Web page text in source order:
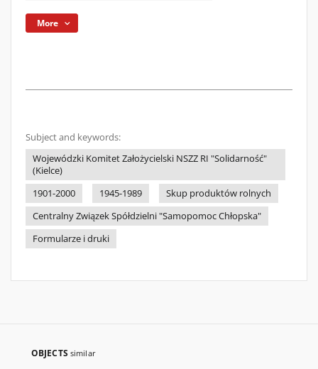
More
Subject and keywords:
Wojewódzki Komitet Założycielski NSZZ RI "Solidarność"
(Kielce)
1901-2000
1945-1989
Skup produktów rolnych
Centralny Związek Spółdzielni "Samopomoc Chłopska"
Formularze i druki
OBJECTS similar